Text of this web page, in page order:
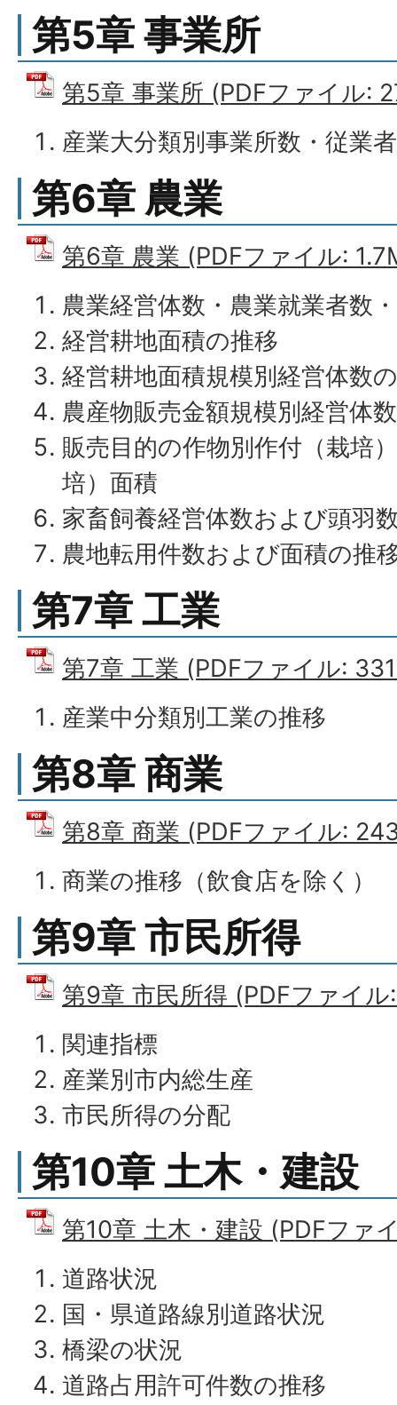
第5章 事業所
第5章 事業所 (PDFファイル:
産業大分類別事業所数・従業
第6章 農業
第6章 農業 (PDFファイル:
農業経営体数・農業就業者数
経営耕地面積の推移
経営耕地面積規模別経営体数
農産物販売金額規模別経営体数
販売目的の作物別作付（栽培
培）面積
家畜飼養経営体数および頭羽
農地転用件数および面積の推
第7章 工業
第7章 工業 (PDFファイル:
産業中分類別工業の推移
第8章 商業
第8章 商業 (PDFファイル:
商業の推移（飲食店を除く）
第9章 市民所得
第9章 市民所得 (PDFファイ
関連指標
産業別市内総生産
市民所得の分配
第10章 土木・建設
第10章 土木・建設 (PDFファ
道路状況
国・県道路線別道路状況
橋梁の状況
道路占用許可件数の推移